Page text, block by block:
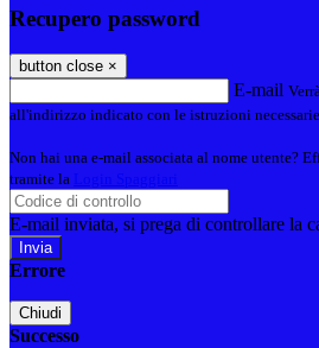
Recupero password
button close ×
E-mail
all'indirizzo indicato con le istruzioni
Non hai una e-mail associata al nome utente?
tramite la
E-mail inviata, si prega di controllare la
Errore
Chiudi
Successo